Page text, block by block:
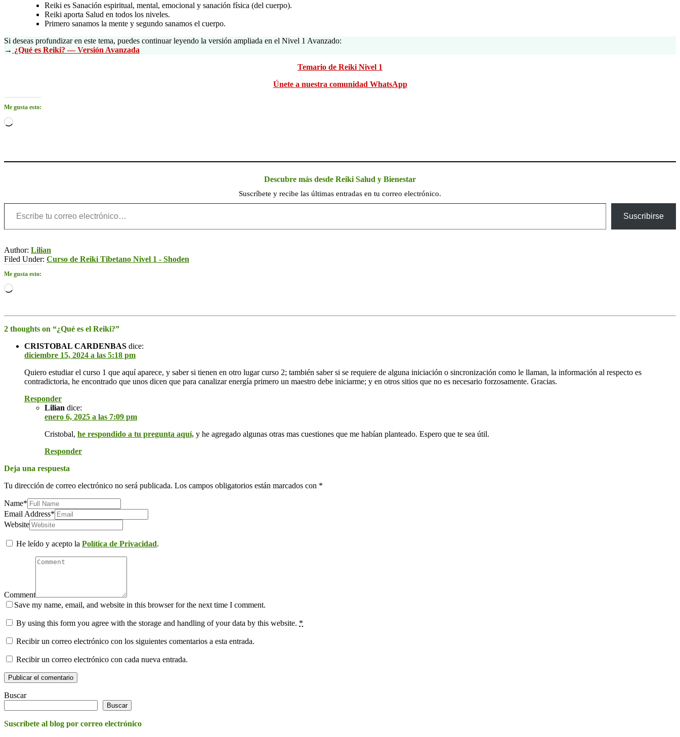
Reiki es Sanación espiritual, mental, emocional y sanación física (del cuerpo).
Reiki aporta Salud en todos los niveles.
Primero sanamos la mente y segundo sanamos el cuerpo.
Si deseas profundizar en este tema, puedes continuar leyendo la versión ampliada en el Nivel 1 Avanzado:
→ ¿Qué es Reiki? — Versión Avanzada
Temario de Reiki Nivel 1
Únete a nuestra comunidad WhatsApp
Me gusta esto:
Cargando...
Descubre más desde Reiki Salud y Bienestar
Suscríbete y recibe las últimas entradas en tu correo electrónico.
Escribe tu correo electrónico…
Suscribirse
Author: Lilian
Filed Under: Curso de Reiki Tibetano Nivel 1 - Shoden
Me gusta esto:
Cargando...
2 thoughts on “¿Qué es el Reiki?”
CRISTOBAL CARDENBAS dice:
diciembre 15, 2024 a las 5:18 pm
Quiero estudiar el curso 1 que aquí aparece, y saber si tienen en otro lugar curso 2; también saber si se requiere de alguna iniciación o sincronización como le llaman, la información al respecto es
contradictoria, he encontrado que unos dicen que para canalizar energía primero un maestro debe iniciarme; y en otros sitios que no es necesario forzosamente. Gracias.
Responder
Lilian dice:
enero 6, 2025 a las 7:09 pm
Cristobal, he respondido a tu pregunta aquí, y he agregado algunas otras mas cuestiones que me habían planteado. Espero que te sea útil.
Responder
Deja una respuesta
Tu dirección de correo electrónico no será publicada. Los campos obligatorios están marcados con *
Name*
Email Address*
Website
He leído y acepto la Política de Privacidad.
Comment
Save my name, email, and website in this browser for the next time I comment.
By using this form you agree with the storage and handling of your data by this website. *
Recibir un correo electrónico con los siguientes comentarios a esta entrada.
Recibir un correo electrónico con cada nueva entrada.
Buscar
Buscar
Suscríbete al blog por correo electrónico